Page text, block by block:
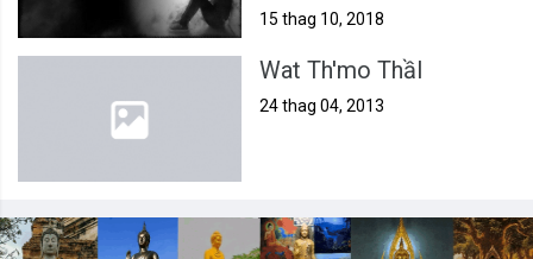
15 thag 10, 2018
Wat Th'mo Thầl
24 thag 04, 2013